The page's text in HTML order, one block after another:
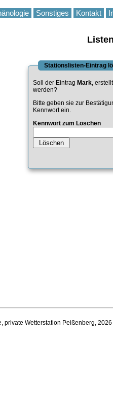
Sonstiges Kontakt
Stationslisten-Eintrag
Soll der Eintrag Mark,
werden?
Bitte geben sie zur
Kennwort ein.
Kennwort zum Löschen
private Wetterstation Peißenberg,